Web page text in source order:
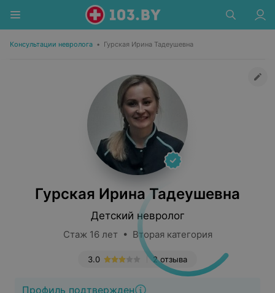
Консультации невролога • Гурская Ирина Тадеушевна
Гурская Ирина Тадеушевна
Детский невролог
Стаж 16 лет • Вторая категория
2 отзыва
3.0
Профиль подтвержден